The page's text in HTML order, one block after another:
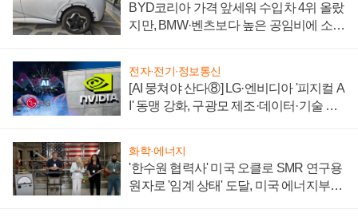
BYD코리아 가격 앞세워 수입차 4위 올랐
지만, BMW·벤츠보다 높은 공임비에 소비
전자·전기·정보통신
[AI 뭉쳐야 산다⑧] LG·엔비디아 '피지컬 A
I' 동맹 강화, 구광모 제조·데이터·기술 결
화학·에너지
'한수원 협력사' 미국 오클로 SMR 연구용
원자로 '임계 상태' 도달, 미국 에너지부